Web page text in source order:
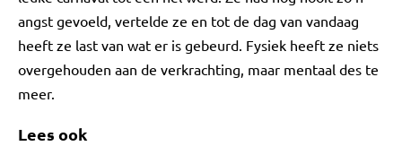
angst gevoeld, vertelde ze en tot de dag van vandaag
heeft ze last van wat er is gebeurd. Fysiek heeft ze niets
overgehouden aan de verkrachting, maar mentaal des te
meer.
Lees ook